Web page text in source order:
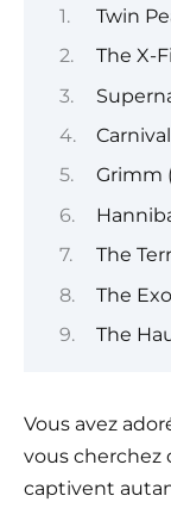
Twin
The X-
Grimm
The
The
The
Vous avez
vous cherchez
captivent